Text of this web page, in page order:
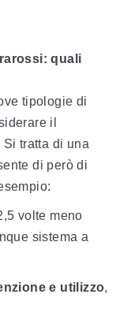
quali
tipologie di
il
Si tratta di una
di però di
volte meno
sistema a
e utilizzo,